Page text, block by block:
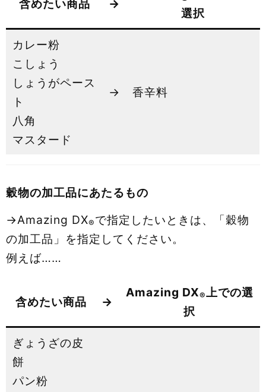
含めたい商品 →
選択
カレー粉
こしょう
しょうがペース
ト
八角
マスタード
→ 香辛料
穀物の加工品にあたるもの
→Amazing DX®で指定したいときは、「穀物
の加工品」を指定してください。
例えば……
含めたい商品 →
Amazing DX®上での選
択
ぎょうざの皮
餅
パン粉